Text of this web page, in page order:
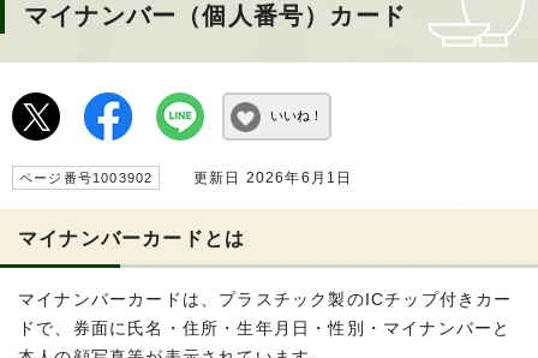
マイナンバー（個人番号）カード
いいね！
ページ番号1003902 更新日 2026年6月1日
マイナンバーカードとは
マイナンバーカードは、プラスチック製のICチップ付きカー
ドで、券面に氏名・住所・生年月日・性別・マイナンバーと